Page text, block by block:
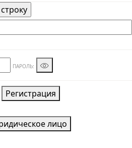
ПАРОЛЬ:
Регистрация
лицо